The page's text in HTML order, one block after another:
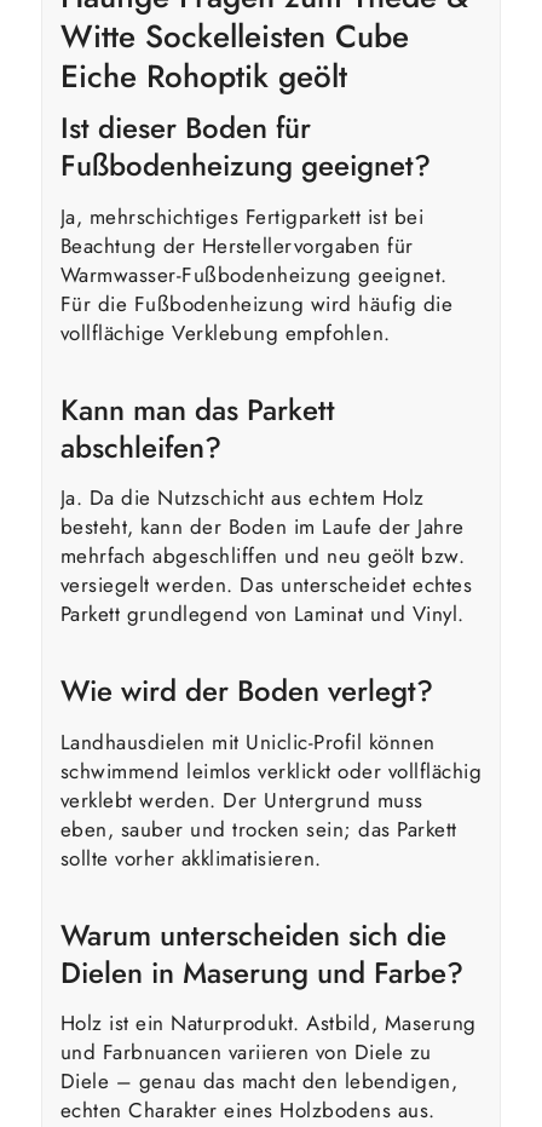
Witte Sockelleisten Cube
Eiche Rohoptik geölt
Ist dieser Boden für
Fußbodenheizung geeignet?
Ja, mehrschichtiges Fertigparkett ist bei
Beachtung der Herstellervorgaben für
Warmwasser-Fußbodenheizung geeignet.
Für die Fußbodenheizung wird häufig die
vollflächige Verklebung empfohlen.
Kann man das Parkett
abschleifen?
Ja. Da die Nutzschicht aus echtem Holz
besteht, kann der Boden im Laufe der Jahre
mehrfach abgeschliffen und neu geölt bzw.
versiegelt werden. Das unterscheidet echtes
Parkett grundlegend von Laminat und Vinyl.
Wie wird der Boden verlegt?
Landhausdielen mit Uniclic-Profil können
schwimmend leimlos verklickt oder vollflächig
verklebt werden. Der Untergrund muss
eben, sauber und trocken sein; das Parkett
sollte vorher akklimatisieren.
Warum unterscheiden sich die
Dielen in Maserung und Farbe?
Holz ist ein Naturprodukt. Astbild, Maserung
und Farbnuancen variieren von Diele zu
Diele – genau das macht den lebendigen,
echten Charakter eines Holzbodens aus.